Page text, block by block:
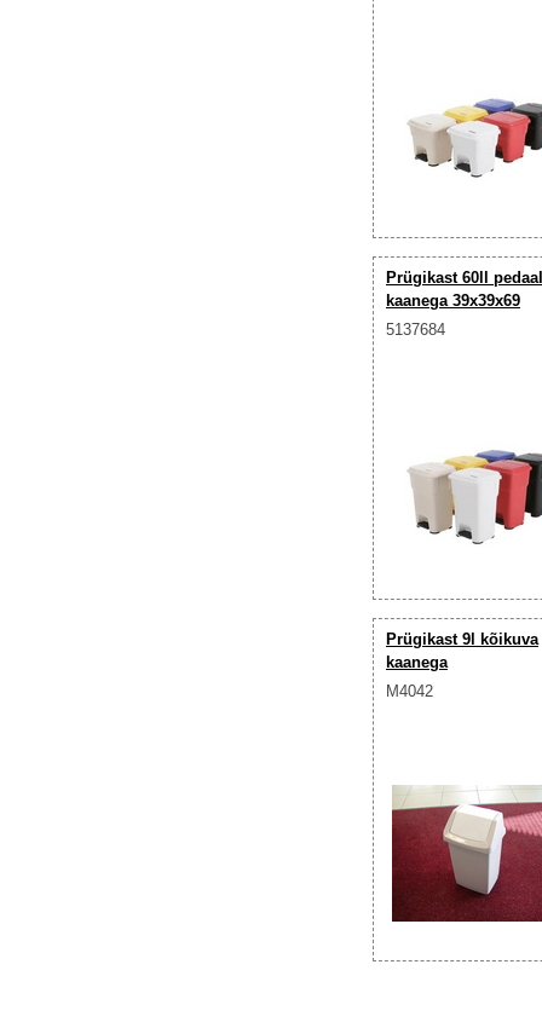
Prügikast 60ll
kaanega 39x39x69
5137684
Prügikast 9l kõikuva
kaanega
M4042